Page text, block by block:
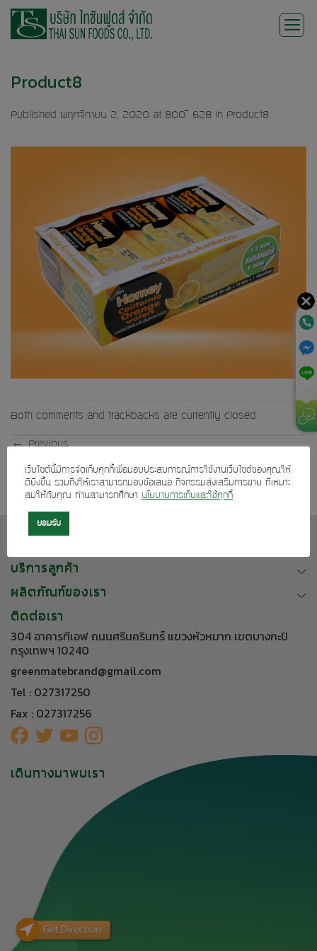
Skip
Product8
Published พฤศจิกายน 2, 2020 at 800 × 628 in Product8
Both comments and trackbacks are currently closed.
←Previous
Next →
บริการลูกค้า
ผลิตภัณฑ์ของเรา
ติดต่อเรา
304 อาคารทีเอฟ ถนนศรีนครินทร์ แขวงหัวหมาก เขตบางกะปิ
กรุงเทพฯ 10240
greenmatebrand@gmail.com
Tel : 027317250
Fax : 027317256
เดินทางมาพบเรา
เว็บไซต์นี้มีการจัดเก็บคุกกี้เพื่อมอบประสบการณ์การใช้งานเว็บไซต์ของคุณให้
ดียิ่งขึ้น รวมถึงให้เราสามารถมอบข้อเสนอ กิจกรรมส่งเสริมการขาย ที่เหมาะ
สมให้กับคุณ ท่านสามารถศึกษา นโยบายการเก็บและใช้คุกกี้
ยอมรับ